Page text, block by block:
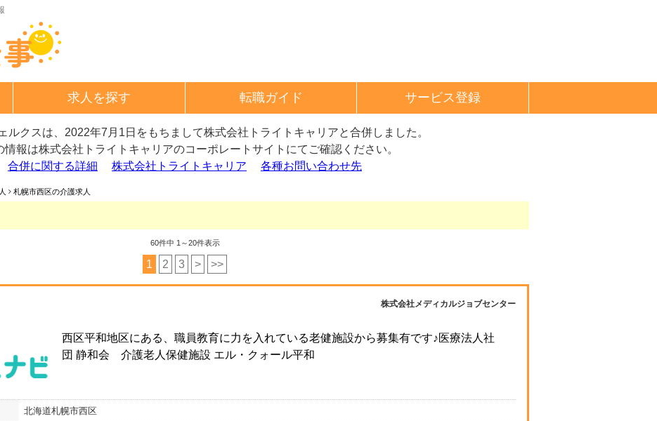
求人を探す 転職ガイド サービス登録
ルクスは、2022年7月1日をもちまして株式会社トライトキャリアと合併しました。
情報は株式会社トライトキャリアのコーポレートサイトにてご確認ください。
合併に関する詳細
株式会社トライトキャリア 各種お問い合わせ先
札幌市西区の介護求人
60件中 1～20件表示
1 2 3 > >>
株式会社メディカルジョブセンター
西区平和地区にある、職員教育に力を入れている老健施設から募集有です♪医療法人社
団 静和会 介護老人保健施設 エル・クォール平和
北海道札幌市西区